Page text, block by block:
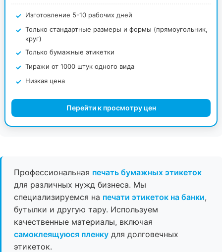
Изготовление 5-10 рабочих дней
Только стандартные размеры и формы (прямоугольник,
круг)
Только бумажные этикетки
Тиражи от 1000 штук одного вида
Низкая цена
Перейти к просмотру цен
Профессиональная печать бумажных этикеток
для различных нужд бизнеса. Мы
специализируемся на печати этикеток на банки,
бутылки и другую тару. Используем
качественные материалы, включая
самоклеящуюся пленку для долговечных
этикеток.